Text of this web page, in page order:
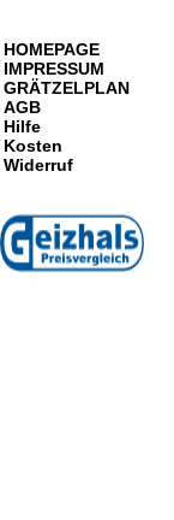
HOMEPAGE
IMPRESSUM
GRÄTZELPLAN
AGB
Hilfe
Kosten
Widerruf